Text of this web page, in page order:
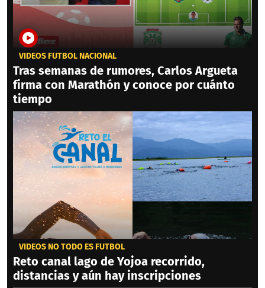
VIDEOS FÚTBOL NACIONAL
Tras semanas de rumores, Carlos Argueta
firma con Marathón y conoce por cuánto
tiempo
VIDEOS NO TODO ES FÚTBOL
Reto canal lago de Yojoa recorrido,
distancias y aún hay inscripciones